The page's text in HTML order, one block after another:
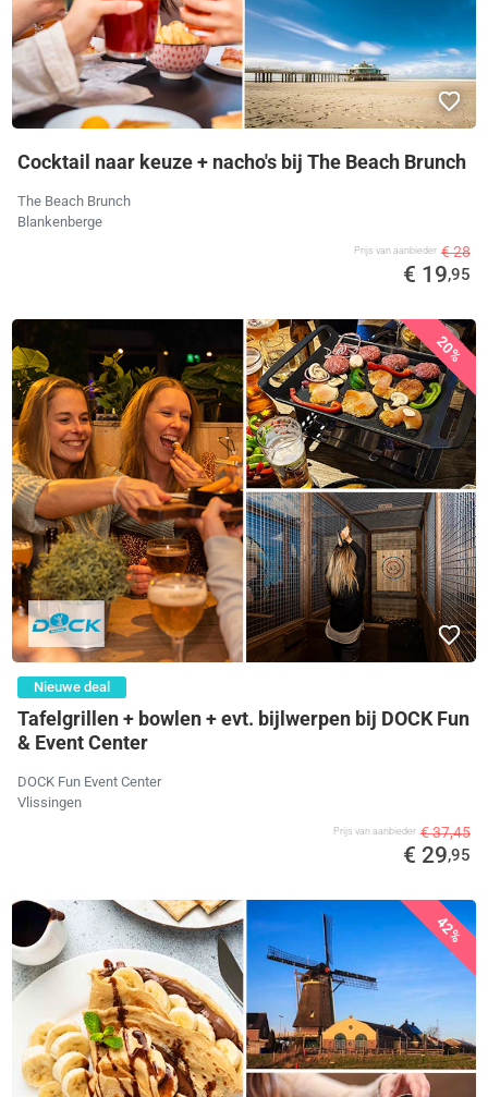
Cocktail naar keuze + nacho's bij The Beach Brunch
The Beach Brunch
Blankenberge
Prijs van aanbieder € 28
€ 19,95
20%
Nieuwe deal
Tafelgrillen + bowlen + evt. bijlwerpen bij DOCK Fun
& Event Center
DOCK Fun Event Center
Vlissingen
Prijs van aanbieder € 37,45
€ 29,95
42%